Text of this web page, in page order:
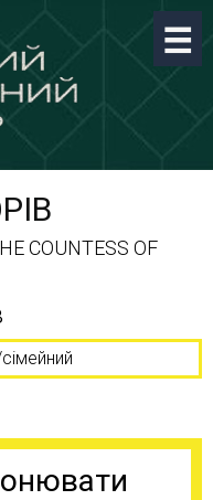
COUNTESS OF